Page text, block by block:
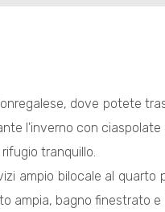
dove potete
l'inverno con
tranquillo.
ampio bilocale al
ampia, bagno finestrato e